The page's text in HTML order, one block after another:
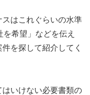
はこれぐらいの水準
希望」などを伝え
を探して紹介してく
いけない必要書類の